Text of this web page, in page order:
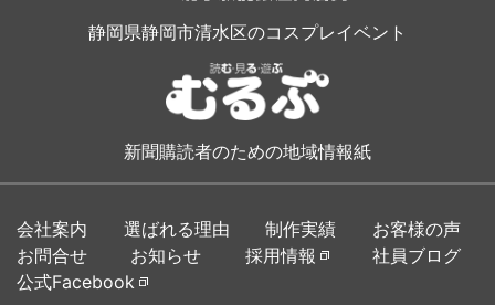
静岡県静岡市清水区のコスプレイベント
新聞購読者のための地域情報紙
会社案内 選ばれる理由 制作実績
お客様の声
お問合せ
お知らせ 採用情報
社員ブログ
公式Facebook